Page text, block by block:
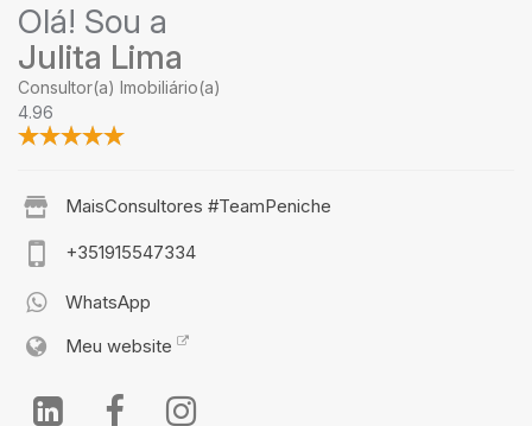
Olá! Sou a
Julita Lima
Consultor(a) Imobiliário(a)
4.96
MaisConsultores #TeamPeniche
+351915547334
WhatsApp
Meu website